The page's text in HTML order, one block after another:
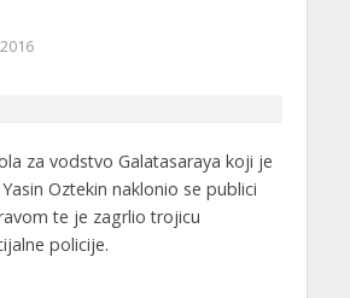
za vodstvo Galatasaraya koji je
Oztekin naklonio se publici
te je zagrlio trojicu
policije.